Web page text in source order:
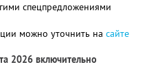
спецпредложениями
можно уточнить на сайте
2026 включительно